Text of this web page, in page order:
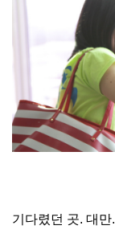
기다렸던 곳. 대만.